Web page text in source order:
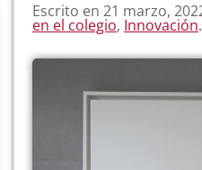
Escrito en 21 marzo,
en el colegio, Innovación.